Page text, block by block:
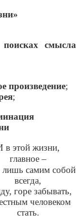
смысла
произведение;
;
в этой жизни,
главное–
лишь самим собой
всегда,
горе забывать,
человеком
стать.